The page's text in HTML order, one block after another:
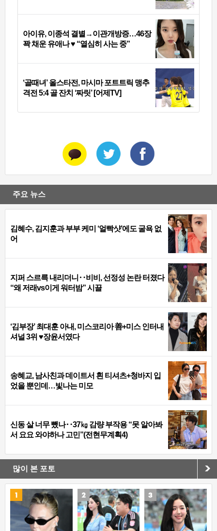
아이유, 이종석 결별→이관개방증…46장
꽉 채운 유애나 ♥ “열심히 사는 중”
‘골때녀’ 올스타전, 마시마 포트트릭 맹추
격전 5:4 골 잔치 ‘짜릿’ [어제TV]
주요 뉴스
김혜수, 김지훈과 부부 케미 ‘얼빡샷’에도 굴욕 없
어
지퍼 스르륵 내리더니‥비비, 선정성 논란 터졌다
“왜 저래vs이게 워터밤” 시끌
‘김부장’ 최대훈 아내, 미스코리아 善+미스 인터내
셔널 3위 ♥장윤서였다
송혜교, 남사친과 데이트서 흰 티셔츠+청바지 입
었을 뿐인데…빛나는 미모
신동 살 너무 뺐나‥37㎏ 감량 부작용 “못 알아봐
서 요요 와야하나 고민”(전현무계획4)
많이 본 포토